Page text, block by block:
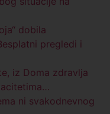
dobila
pregledi i
iz Doma zdravlja
ni svakodnevnog